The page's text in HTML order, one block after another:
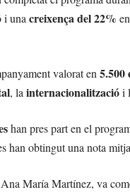
i unacreixença del 22%
valorat en5.500
, lainternacionalitzaciói
han pres part en el
han obtingut una nota
María Martínez, va